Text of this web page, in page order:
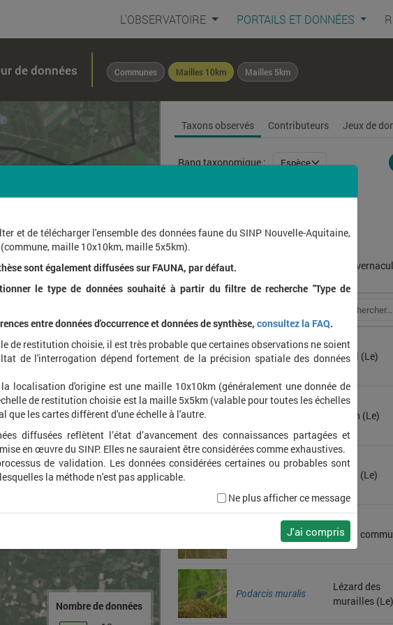
L'OBSERVATOIRE PORTAILS ET DONNÉES
de données Communes Mailles 10km Mailles 5km
Nombre de données
Taxons observés Contributeurs Jeux de
Rang taxonomique :
Nom
Maniola jurtina Myrtil (Le)
Citron (Le)
Souci (Le)
Coenonympha
Fadet
Podarcis muralis
Lézard des
murailles (Le)
et de télécharger l'ensemble des données faune du SINP Nouvelle-Aquitaine,
maille 10x10km, maille 5x5km).
sont également diffusées sur FAUNA, par défaut.
le type de données souhaité à partir du filtre de recherche "Type de
entre données d'occurrence et données de synthèse, consultez la FAQ.
de restitution choisie, il est très probable que certaines observations ne soient
de l'interrogation dépend fortement de la précision spatiale des données
localisation d'origine est une maille 10x10km (généralement une donnée de
de restitution choisie est la maille 5x5km (valable pour toutes les échelles
que les cartes diffèrent d'une échelle à l'autre.
diffusées reflètent l’état d’avancement des connaissances partagées et
en œuvre du SINP. Elles ne sauraient être considérées comme exhaustives.
de validation. Les données considérées certaines ou probables sont
la méthode n'est pas applicable.
Ne plus afficher ce message
J'ai compris